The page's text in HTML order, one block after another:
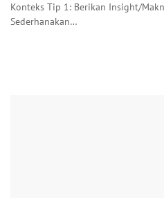
Konteks Tip 1: Berikan Insight/
Sederhanakan…